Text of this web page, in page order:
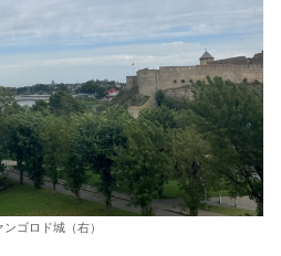
ゴロド城（右）